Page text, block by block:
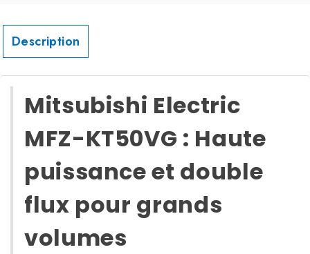
Description
Mitsubishi Electric
MFZ-KT50VG : Haute
puissance et double
flux pour grands
volumes